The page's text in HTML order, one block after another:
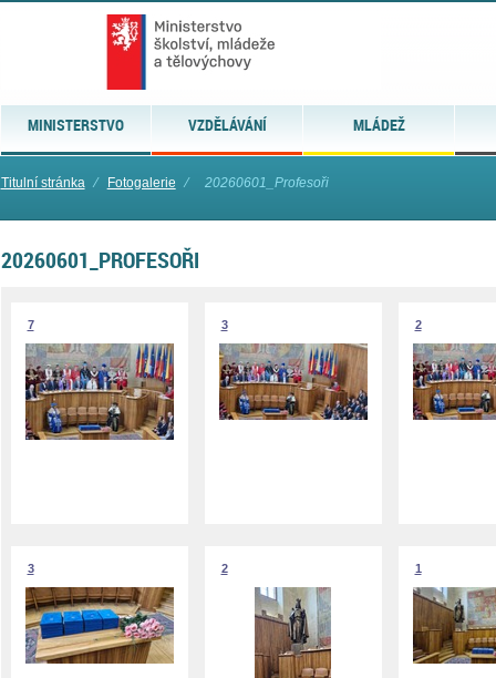
MINISTERSTVO VZDĚLÁVÁNÍ MLÁDEŽ
Titulní stránka ⁄ Fotogalerie ⁄ 20260601_Profesoři
20260601_PROFESOŘI
7 3 2
3 2 1